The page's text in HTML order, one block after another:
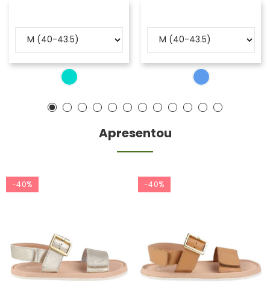
Apresentou
-40% -40%